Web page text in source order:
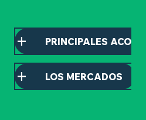
PRINCIPALES
LOS MERCADOS